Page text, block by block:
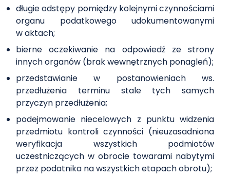
długie odstępy pomiędzy kolejnymi czynnościami
organu podatkowego udokumentowanymi
w aktach;
bierne oczekiwanie na odpowiedź ze strony
innych organów (brak wewnętrznych ponagleń);
przedstawianie w postanowieniach ws.
przedłużenia terminu stale tych samych
przyczyn przedłużenia;
podejmowanie niecelowych z punktu widzenia
przedmiotu kontroli czynności (nieuzasadniona
weryfikacja wszystkich podmiotów
uczestniczących w obrocie towarami nabytymi
przez podatnika na wszystkich etapach obrotu);